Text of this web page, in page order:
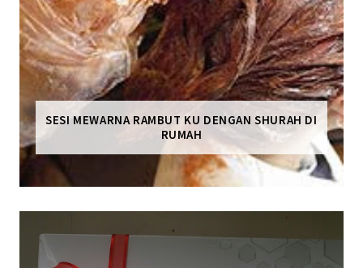
SESI MEWARNA RAMBUT KU DENGAN SHURAH DI
RUMAH